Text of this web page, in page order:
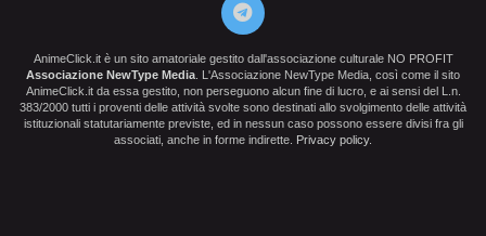
AnimeClick.it è un sito amatoriale gestito dall'associazione culturale NO PROFIT
Associazione NewType Media . L'Associazione NewType Media, così come il sito
AnimeClick.it da essa gestito, non perseguono alcun fine di lucro, e ai sensi del L.n.
383/2000 tutti i proventi delle attività svolte sono destinati allo svolgimento delle attività
istituzionali statutariamente previste, ed in nessun caso possono essere divisi fra gli
associati, anche in forme indirette. Privacy policy.